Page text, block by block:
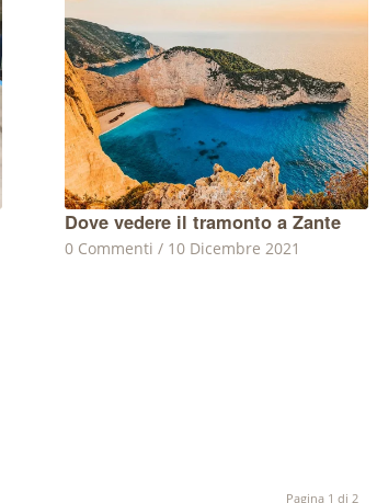
Dove vedere il tramonto a Zante
0 Commenti / 10 Dicembre 2021
Pagina 1 di 2